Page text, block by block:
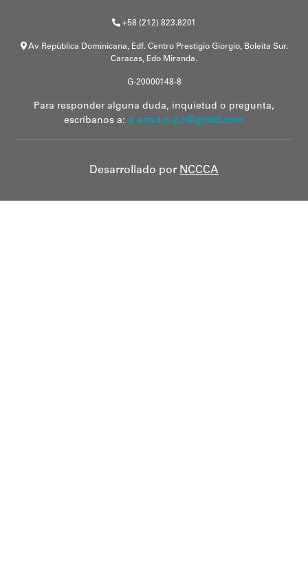
+58 (212) 823.8201
Av República Dominicana, Edf. Centro Prestigio Giorgio, Boleita Sur.
Caracas, Edo Miranda.
G-20000148-8
Para responder alguna duda, inquietud o pregunta,
escríbanos a: a a.m.s.o.a.c@gmail.com
Desarrollado por NCCCA